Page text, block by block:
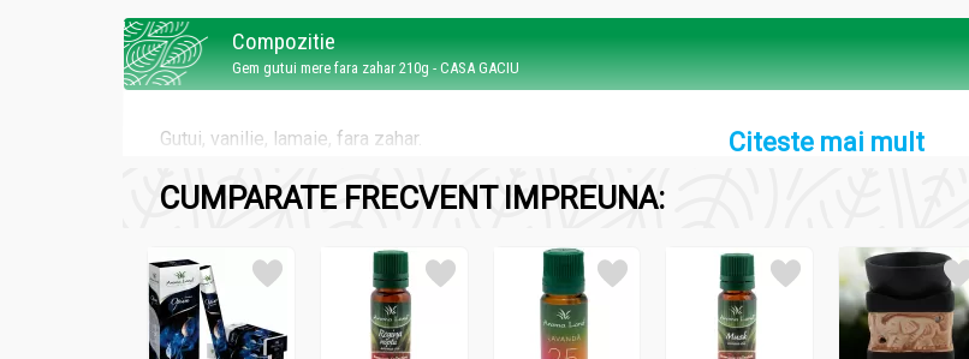
Compozitie
Gem gutui mere fara zahar 210g - CASA GACIU
Gutui, vanilie, lamaie, fara zahar.
Recomandari
Gem gutui mere fara zahar 210g - CASA GACIU
Citeste mai mult
CUMPARATE FRECVENT IMPREUNA: